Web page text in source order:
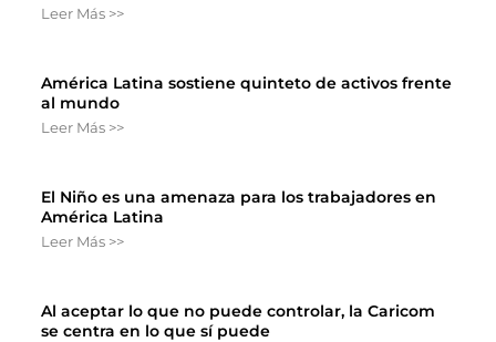
Leer Más >>
América Latina sostiene quinteto de activos frente
al mundo
Leer Más >>
El Niño es una amenaza para los trabajadores en
América Latina
Leer Más >>
Al aceptar lo que no puede controlar, la Caricom
se centra en lo que sí puede